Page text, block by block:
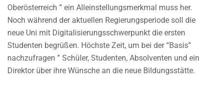
Oberösterreich ” ein Alleinstellungsmerkmal muss her.
Noch während der aktuellen Regierungsperiode soll die
neue Uni mit Digitalisierungsschwerpunkt die ersten
Studenten begrüßen. Höchste Zeit, um bei der “Basis”
nachzufragen ” Schüler, Studenten, Absolventen und ein
Direktor über ihre Wünsche an die neue Bildungsstätte.